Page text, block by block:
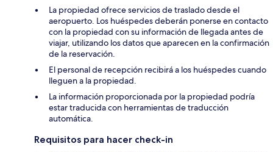
La propiedad ofrece servicios de traslado desde el
aeropuerto. Los huéspedes deberán ponerse en contacto
con la propiedad con su información de llegada antes de
viajar, utilizando los datos que aparecen en la confirmación
de la reservación.
El personal de recepción recibirá a los huéspedes cuando
lleguen a la propiedad.
La información proporcionada por la propiedad podría
estar traducida con herramientas de traducción
automática.
Requisitos para hacer check-in